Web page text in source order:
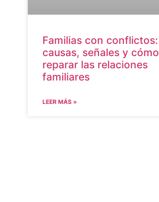
Familias con conflictos:
causas, señales y cómo
reparar las relaciones
familiares
LEER MÁS »